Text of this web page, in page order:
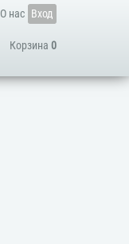
О нас Вход
Корзина 0